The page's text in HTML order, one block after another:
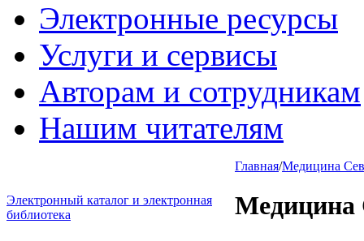
Электронные ресурсы
Услуги и сервисы
Авторам и сотрудникам
Нашим читателям
Электронный каталог и электронная
библиотека
Главная/Медицина
Медицина